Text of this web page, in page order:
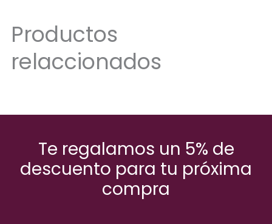
Productos
relaccionados
Te regalamos un 5% de
descuento para tu próxima
compra